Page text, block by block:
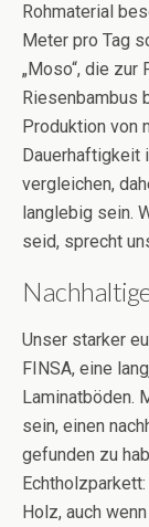
Rohmaterial
Meter pro Tag
„Moso“, die
Riesenbambus
Produktion von
Dauerhaftigkeit
vergleichen,
langlebig sein.
seid, sprecht
Unser starker
FINSA, eine
Laminatböden.
sein, einen
gefunden zu
Holz, auch